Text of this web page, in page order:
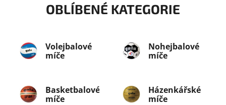
OBLÍBENÉ KATEGORIE
Volejbalové
míče
Nohejbalové
míče
Basketbalové
míče
Házenkářské
míče